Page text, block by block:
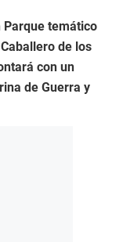
Parque temático
de los
con un
de Guerra y